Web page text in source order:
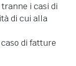
tranne i casi di
di cui alla
di fatture